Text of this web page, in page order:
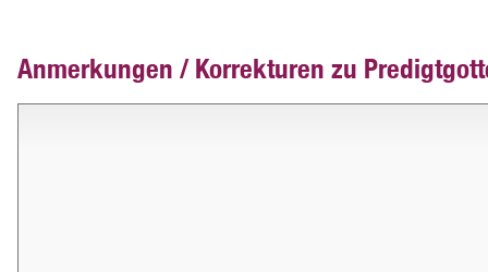
Anmerkungen / Korrekturen zu